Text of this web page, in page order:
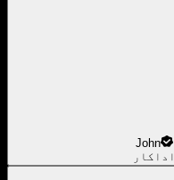
John
اداکار